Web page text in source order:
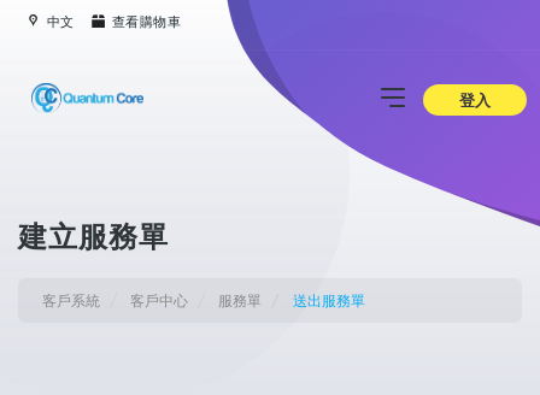
中文 查看購物車
登入
建立服務單
客戶系統 客戶中心 服務單 送出服務單